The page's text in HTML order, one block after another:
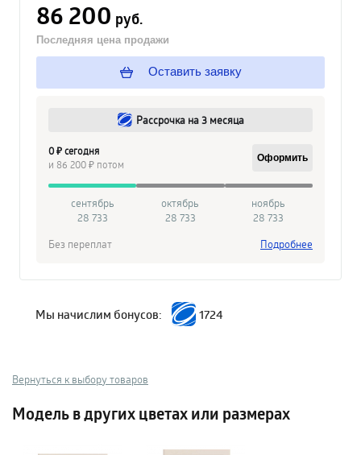
86 200 руб.
Последняя цена продажи
Оставить заявку
Рассрочка на 3 месяца
0 ₽ сегодня
и 86 200 ₽ потом
Оформить
сентябрь
28 733
октябрь
28 733
ноябрь
28 733
Без переплат
Подробнее
Мы начислим бонусов: 1724
Вернуться к выбору товаров
Модель в других цветах или размерах